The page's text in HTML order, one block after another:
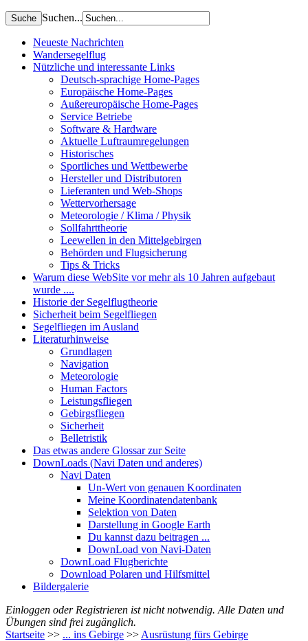
Suchen...
Neueste Nachrichten
Wandersegelflug
Nützliche und interessante Links
Deutsch-sprachige Home-Pages
Europäische Home-Pages
Außereuropäische Home-Pages
Service Betriebe
Software & Hardware
Aktuelle Luftraumregelungen
Historisches
Sportliches und Wettbewerbe
Hersteller und Distributoren
Lieferanten und Web-Shops
Wettervorhersage
Meteorologie / Klima / Physik
Sollfahrttheorie
Leewellen in den Mittelgebirgen
Behörden und Flugsicherung
Tips & Tricks
Warum diese WebSite vor mehr als 10 Jahren aufgebaut
wurde ....
Historie der Segelflugtheorie
Sicherheit beim Segelfliegen
Segelfliegen im Ausland
Literaturhinweise
Grundlagen
Navigation
Meteorologie
Human Factors
Leistungsfliegen
Gebirgsfliegen
Sicherheit
Belletristik
Das etwas andere Glossar zur Seite
DownLoads (Navi Daten und anderes)
Navi Daten
Un-Wert von genauen Koordinaten
Meine Koordinatendatenbank
Selektion von Daten
Darstellung in Google Earth
Du kannst dazu beitragen ...
DownLoad von Navi-Daten
DownLoad Flugberichte
Download Polaren und Hilfsmittel
Bildergalerie
Einloggen oder Registrieren ist nicht notwendig. Alle Daten und
Übungen sind frei zugänglich.
Startseite >> ... ins Gebirge >> Ausrüstung fürs Gebirge